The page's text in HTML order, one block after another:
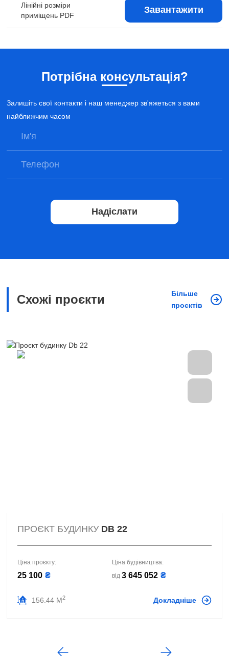
Лінійні розміри
приміщень PDF
Завантажити
Потрібна консультація?
Залишіть свої контакти і наш менеджер зв'яжеться з вами
найближчим часом
Надіслати
Схожі проєкти
Більше
проєктів
ПРОЄКТ БУДИНКУ DB 22
Ціна проєкту:
25 100 ₴
Ціна будівництва:
від 3 645 052 ₴
156.44 М2 Докладніше